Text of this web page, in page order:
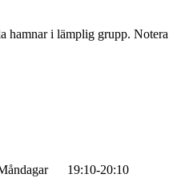
hamnar i lämplig grupp. Notera
19:10-20:10